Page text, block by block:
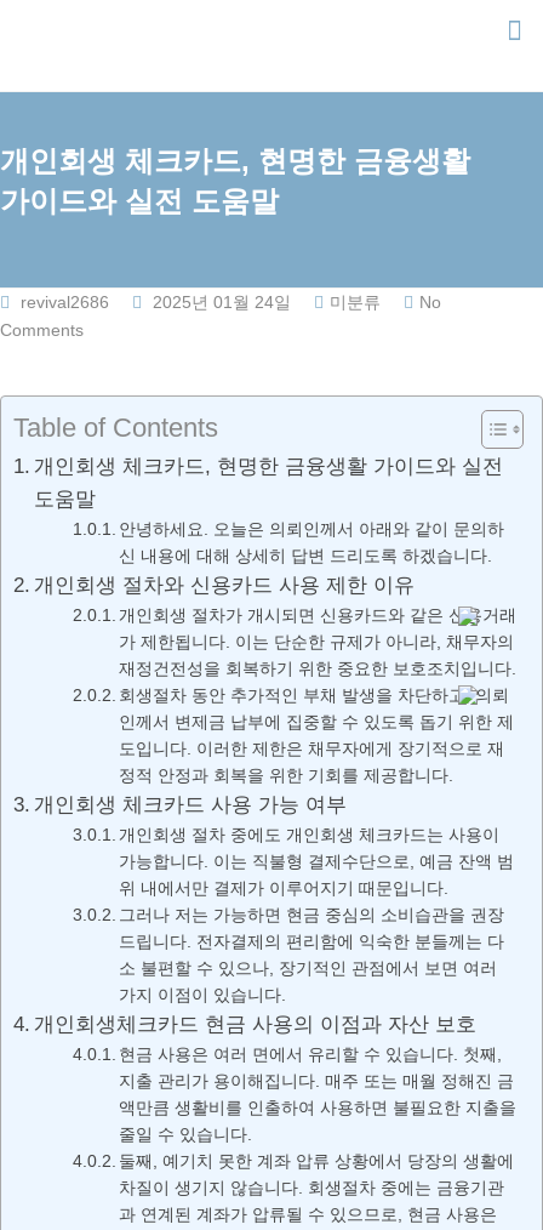
content
개인회생 체크카드, 현명한 금융생활
가이드와 실전 도움말
revival2686 2025년 01월 24일 미분류
No
Comments
Table of Contents
개인회생 체크카드, 현명한 금융생활 가이드와 실전
도움말
안녕하세요. 오늘은 의뢰인께서 아래와 같이 문의하
신 내용에 대해 상세히 답변 드리도록 하겠습니다.
개인회생 절차와 신용카드 사용 제한 이유
개인회생 절차가 개시되면 신용카드와 같은 신용거래
가 제한됩니다. 이는 단순한 규제가 아니라, 채무자의
재정건전성을 회복하기 위한 중요한 보호조치입니다.
회생절차 동안 추가적인 부채 발생을 차단하고, 의뢰
인께서 변제금 납부에 집중할 수 있도록 돕기 위한 제
도입니다. 이러한 제한은 채무자에게 장기적으로 재
정적 안정과 회복을 위한 기회를 제공합니다.
개인회생 체크카드 사용 가능 여부
개인회생 절차 중에도 개인회생 체크카드는 사용이
가능합니다. 이는 직불형 결제수단으로, 예금 잔액 범
위 내에서만 결제가 이루어지기 때문입니다.
그러나 저는 가능하면 현금 중심의 소비습관을 권장
드립니다. 전자결제의 편리함에 익숙한 분들께는 다
소 불편할 수 있으나, 장기적인 관점에서 보면 여러
가지 이점이 있습니다.
개인회생체크카드 현금 사용의 이점과 자산 보호
현금 사용은 여러 면에서 유리할 수 있습니다. 첫째,
지출 관리가 용이해집니다. 매주 또는 매월 정해진 금
액만큼 생활비를 인출하여 사용하면 불필요한 지출을
줄일 수 있습니다.
둘째, 예기치 못한 계좌 압류 상황에서 당장의 생활에
차질이 생기지 않습니다. 회생절차 중에는 금융기관
과 연계된 계좌가 압류될 수 있으므로, 현금 사용은